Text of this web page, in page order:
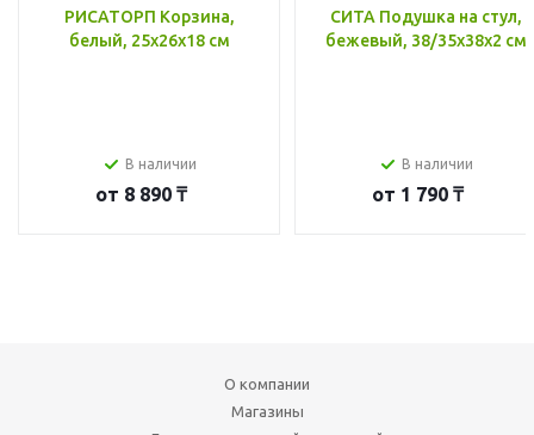
РИСАТОРП Корзина,
белый, 25x26x18 см
В наличии
от 8 890 ₸
СИТА Подушка на стул,
бежевый, 38/35x38x2 см
В наличии
от 1 790 ₸
О компании
Магазины